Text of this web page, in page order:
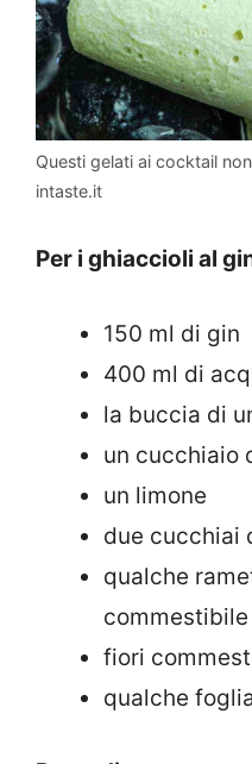
Questi gelati ai cocktail
intaste.it
Per i ghiaccioli al
150 ml di gin
400 ml di
la buccia di
un cucchiaio
un limone
due cucchiai
qualche
commestibile
fiori
qualche